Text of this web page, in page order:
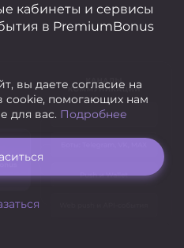
кабинеты и сервисы
в PremiumBonus
вы даете согласие на
cookie, помогающих нам
для вас. Подробнее